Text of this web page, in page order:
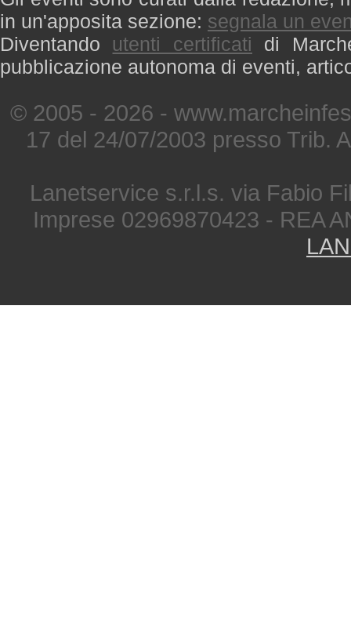
in un'apposita sezione: segnala un
Diventando utenti certificati di
pubblicazione autonoma di eventi,
© 2005 - 2026 -
17 del 24/07/2003 presso Trib.
Lanetservice s.r.l.s. via Fabio
Imprese 02969870423 - REA